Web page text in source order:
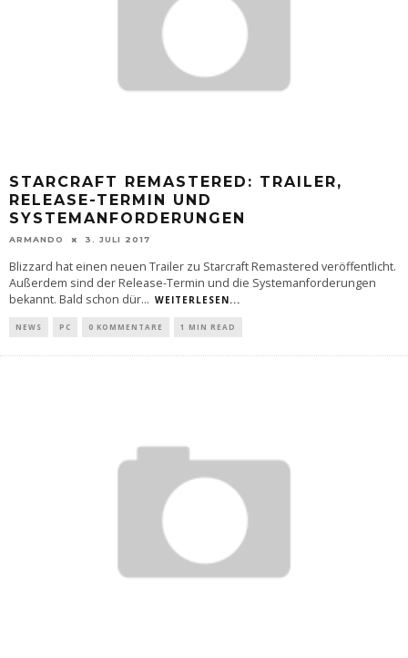
STARCRAFT REMASTERED: TRAILER,
RELEASE-TERMIN UND
SYSTEMANFORDERUNGEN
ARMANDO 3. JULI 2017
Blizzard hat einen neuen Trailer zu Starcraft Remastered veröffentlicht.
Außerdem sind der Release-Termin und die Systemanforderungen
bekannt. Bald schon dür... WEITERLESEN...
NEWS PC 0 KOMMENTARE 1 MIN READ